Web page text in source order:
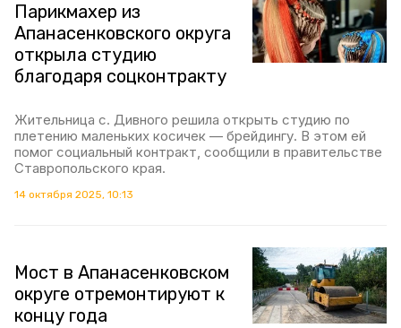
Парикмахер из
Апанасенковского округа
открыла студию
благодаря соцконтракту
Жительница с. Дивного решила открыть студию по
плетению маленьких косичек — брейдингу. В этом ей
помог социальный контракт, сообщили в правительстве
Ставропольского края.
14 октября 2025, 10:13
Мост в Апанасенковском
округе отремонтируют к
концу года